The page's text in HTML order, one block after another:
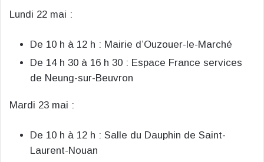
Lundi 22 mai :
De 10 h à 12 h : Mairie d’Ouzouer-le-Marché
De 14 h 30 à 16 h 30 : Espace France services
de Neung-sur-Beuvron
Mardi 23 mai :
De 10 h à 12 h : Salle du Dauphin de Saint-
Laurent-Nouan